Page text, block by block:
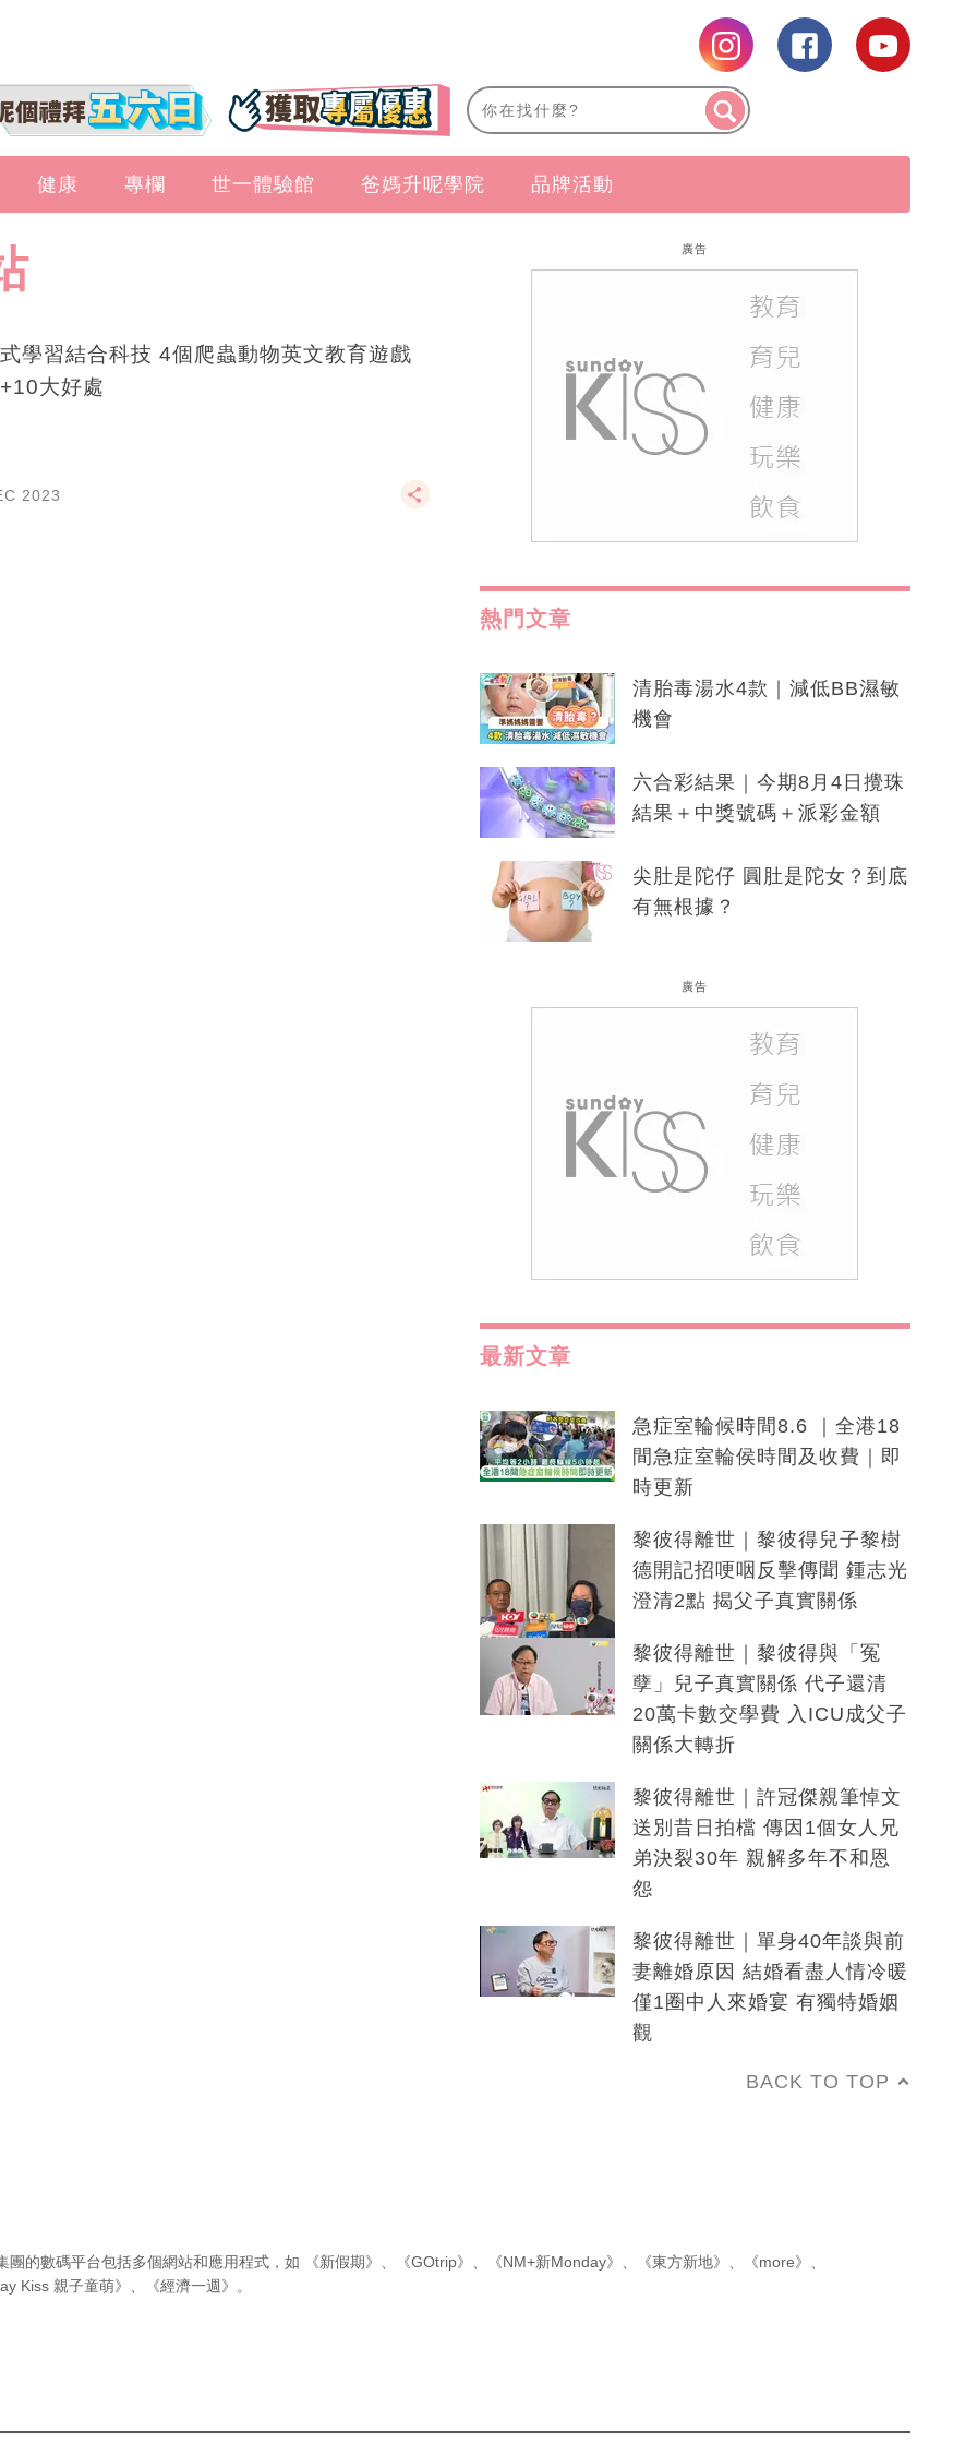
健康 專欄 世一體驗館 爸媽升呢學院 品牌活動
學習結合科技 4個爬蟲動物英文教育遊戲
大好處
2023
廣告
熱門文章
清胎毒湯水4款｜減低BB濕敏
機會
六合彩結果｜今期8月4日攪珠
結果＋中獎號碼＋派彩金額
尖肚是陀仔 圓肚是陀女？到底
有無根據？
廣告
最新文章
急症室輪候時間8.6 ｜全港18
間急症室輪侯時間及收費｜即
時更新
黎彼得離世｜黎彼得兒子黎樹
德開記招哽咽反擊傳聞 鍾志光
澄清2點 揭父子真實關係
黎彼得離世｜黎彼得與「冤
孽」兒子真實關係 代子還清
20萬卡數交學費 入ICU成父子
關係大轉折
黎彼得離世｜許冠傑親筆悼文
送別昔日拍檔 傳因1個女人兄
弟決裂30年 親解多年不和恩
怨
黎彼得離世｜單身40年談與前
妻離婚原因 結婚看盡人情冷暖
僅1圈中人來婚宴 有獨特婚姻
觀
BACK TO TOP
團的數碼平台包括多個網站和應用程式，如 《新假期》 《GOtrip》 《NM+新Monday》 《東方新地》 《more》
Kiss 親子童萌》
《經濟一週》 。